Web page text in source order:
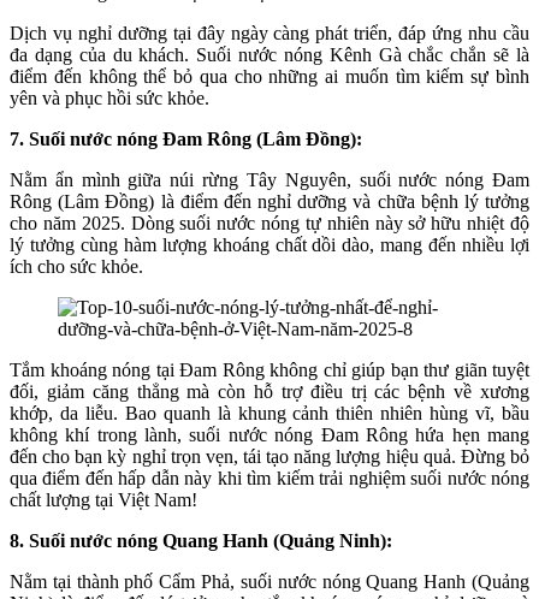
Dịch vụ nghỉ dưỡng tại đây ngày càng phát triển, đáp ứng nhu cầu
đa dạng của du khách. Suối nước nóng Kênh Gà chắc chắn sẽ là
điểm đến không thể bỏ qua cho những ai muốn tìm kiếm sự bình
yên và phục hồi sức khỏe.
7. Suối nước nóng Đam Rông (Lâm Đồng):
Nằm ẩn mình giữa núi rừng Tây Nguyên, suối nước nóng Đam
Rông (Lâm Đồng) là điểm đến nghỉ dưỡng và chữa bệnh lý tưởng
cho năm 2025. Dòng suối nước nóng tự nhiên này sở hữu nhiệt độ
lý tưởng cùng hàm lượng khoáng chất dồi dào, mang đến nhiều lợi
ích cho sức khỏe.
Tắm khoáng nóng tại Đam Rông không chỉ giúp bạn thư giãn tuyệt
đối, giảm căng thẳng mà còn hỗ trợ điều trị các bệnh về xương
khớp, da liễu. Bao quanh là khung cảnh thiên nhiên hùng vĩ, bầu
không khí trong lành, suối nước nóng Đam Rông hứa hẹn mang
đến cho bạn kỳ nghỉ trọn vẹn, tái tạo năng lượng hiệu quả. Đừng bỏ
qua điểm đến hấp dẫn này khi tìm kiếm trải nghiệm suối nước nóng
chất lượng tại Việt Nam!
8. Suối nước nóng Quang Hanh (Quảng Ninh):
Nằm tại thành phố Cẩm Phả, suối nước nóng Quang Hanh (Quảng